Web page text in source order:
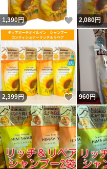
1,390円 いいね！
2,080円
2,399円 いいね！
960円